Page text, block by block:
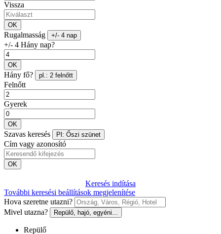
Vissza
OK
Rugalmasság +/- 4 nap
+/- 4 Hány nap?
OK
Hány fő? pl.: 2 felnőtt
Felnőtt
Gyerek
OK
Szavas keresés Pl: Őszi szünet
Cím vagy azonosító
OK
Keresés indítása
További keresési beállítások megjelenítése
Hova szeretne utazni?
Mivel utazna?
Repülő, hajó, egyéni...
Repülő